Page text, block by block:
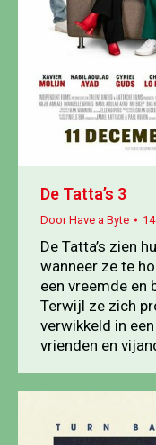
De Tatta’s 3
DoorHave a Byte
De Tatta’s zien
wanneer ze te
een vreemde en
Terwijl ze zich
verwikkeld in
vrienden en